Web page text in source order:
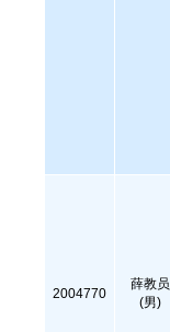
2004770
薛教员
(男)